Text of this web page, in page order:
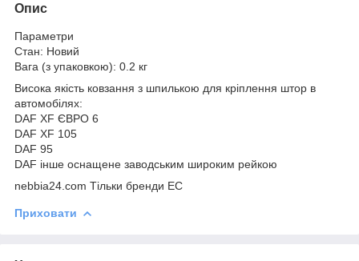
Опис
Параметри
Стан: Новий
Вага (з упаковкою): 0.2 кг
Висока якість ковзання з шпилькою для кріплення штор в
автомобілях:
DAF XF ЄВРО 6
DAF XF 105
DAF 95
DAF інше оснащене заводським широким рейкою
nebbia24.com Тільки бренди ЕС
Приховати